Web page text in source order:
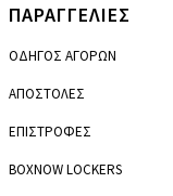
ΠΑΡΑΓΓΕΛΙΕΣ
ΟΔΗΓΟΣ ΑΓΟΡΩΝ
ΑΠΟΣΤΟΛΕΣ
ΕΠΙΣΤΡΟΦΕΣ
BOXNOW LOCKERS